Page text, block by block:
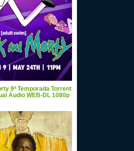
9ª Temporada Torrent
Áudio WEB-DL 1080p